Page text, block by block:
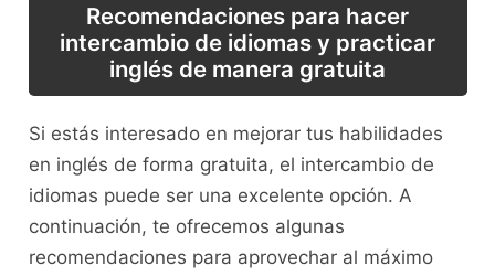
Recomendaciones para hacer
‍intercambio de idiomas y‍ practicar
inglés ⁣de manera‌ gratuita
Si estás interesado en​ mejorar‍ tus habilidades⁢
en inglés de forma ⁢gratuita, el intercambio de
idiomas puede ser ‍una excelente opción. ⁤A
continuación, te ofrecemos algunas⁤
recomendaciones para aprovechar al máximo